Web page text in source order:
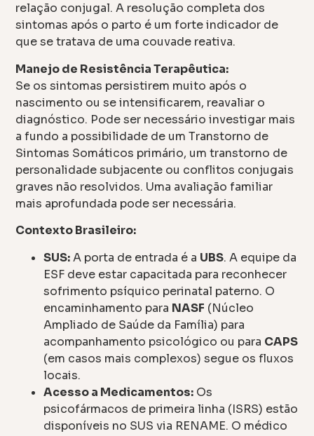
relação conjugal. A resolução completa dos
sintomas após o parto é um forte indicador de
que se tratava de uma couvade reativa.
Manejo de Resistência Terapêutica:
Se os sintomas persistirem muito após o
nascimento ou se intensificarem, reavaliar o
diagnóstico. Pode ser necessário investigar mais
a fundo a possibilidade de um Transtorno de
Sintomas Somáticos primário, um transtorno de
personalidade subjacente ou conflitos conjugais
graves não resolvidos. Uma avaliação familiar
mais aprofundada pode ser necessária.
Contexto Brasileiro:
SUS:A porta de entrada é a UBS. A equipe da
ESF deve estar capacitada para reconhecer
sofrimento psíquico perinatal paterno. O
encaminhamento para NASF (Núcleo
Ampliado de Saúde da Família) para
acompanhamento psicológico ou para CAPS
(em casos mais complexos) segue os fluxos
locais.
Acesso a Medicamentos: Os
psicofármacos de primeira linha (ISRS) estão
disponíveis no SUS via RENAME. O médico